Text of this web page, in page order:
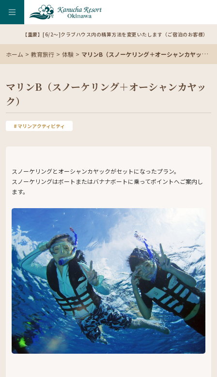
【重要】[6/2～]クラブハウス内の精算方法を変更いたします（ご宿泊のお客様）
ホーム 教育旅行 体験 マリンB（スノーケリング＋オーシャンカヤック）
マリンB（スノーケリング＋オーシャンカヤッ
ク）
マリンアクティビティ
スノーケリングとオーシャンカヤックがセットになったプラン。
スノーケリングはボートまたはバナナボートに乗ってポイントへご案内し
ます。